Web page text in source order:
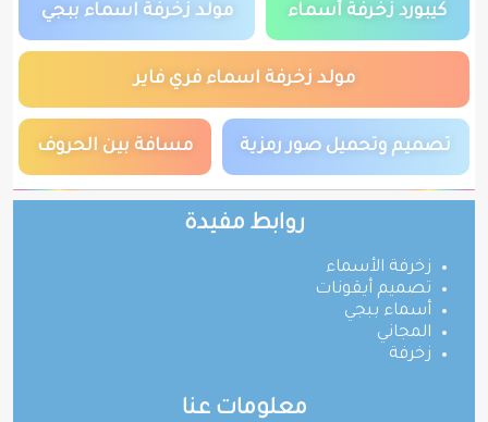
كيبورد زخرفة أسماء مولد زخرفة اسماء ببجي
مولد زخرفة اسماء فري فاير
تصميم وتحميل صور رمزية مسافة بين الحروف
روابط مفيدة
زخرفة الأسماء
تصميم أيقونات
أسماء ببجي
المجاني
زخرفة
معلومات عنا